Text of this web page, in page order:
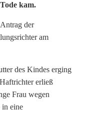
kam.
der
am
des Kindes erging
erließ
Frau wegen
in eine